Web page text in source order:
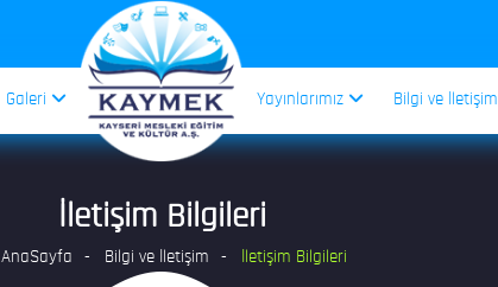
Galeri Yayınlarımız Bilgi ve İletişim
İletişim Bilgileri
AnaSayfa Bilgi ve İletişim İletişim Bilgileri